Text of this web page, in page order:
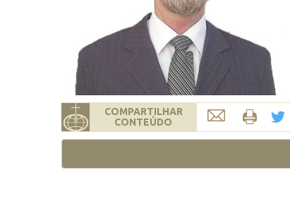
COMPARTILHAR
CONTEÚDO